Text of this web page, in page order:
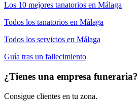
Los 10 mejores tanatorios en Málaga
Todos los tanatorios en Málaga
Todos los servicios en Málaga
Guía tras un fallecimiento
¿Tienes una empresa funeraria?
Consigue clientes en tu zona.